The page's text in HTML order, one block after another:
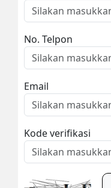
No. Telpon
Email
Kode verifikasi